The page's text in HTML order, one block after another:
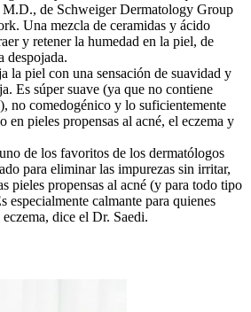
de Schweiger Dermatology Group
Una mezcla de ceramidas y ácido
y retener la humedad en la piel, de
despojada.
la piel con una sensación de suavidad y
Es súper suave (ya que no contiene
no comedogénico y lo suficientemente
en pieles propensas al acné, el eczema y
de los favoritos de los dermatólogos
para eliminar las impurezas sin irritar,
pieles propensas al acné (y para todo tipo
especialmente calmante para quienes
dice el Dr. Saedi.